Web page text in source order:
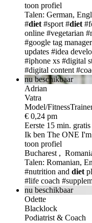
toon profiel
Talen: German,
#diet #sport #diet
online #vegetarian
#google tag manager
updates #idea
#iphone xs #digital
#digital content
nu beschikbaar
Adrian
Vatra
Model/
€ 0,24 pm
Eerste 15 min. gratis
Ik ben The ONE
toon profiel
Bucharest ,
Talen: Romanian,
#nutrition and diet
#life coach
nu beschikbaar
Odette
Blacklock
Podiatrist & Coach